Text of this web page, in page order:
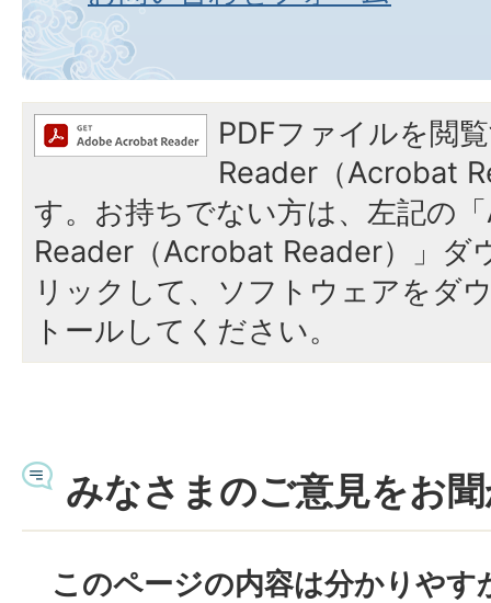
PDFファイルを閲
Reader（Acrobat
す。お持ちでない方は、左記の
Reader（Acrobat Reader）」ダ
リックして、ソフトウェアをダ
トールしてください。
みなさまのご意見をお
このページの内容は分かりやす